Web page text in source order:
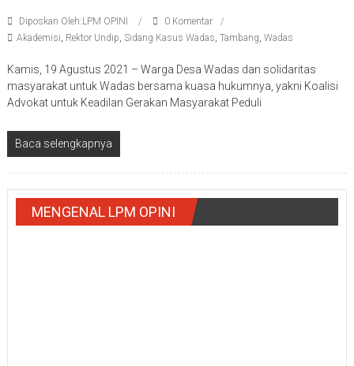
Diposkan Oleh:LPM OPINI
0 Komentar
Akademisi, Rektor Undip, Sidang Kasus Wadas, Tambang, Wadas
Kamis, 19 Agustus 2021 – Warga Desa Wadas dan solidaritas
masyarakat untuk Wadas bersama kuasa hukumnya, yakni Koalisi
Advokat untuk Keadilan Gerakan Masyarakat Peduli
Baca selengkapnya
MENGENAL LPM OPINI